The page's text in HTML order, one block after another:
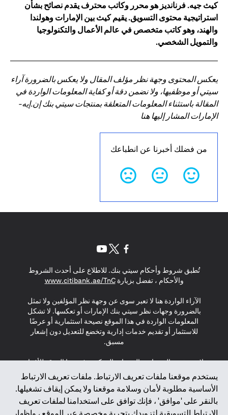
كيث جيه. فرنانديز هو محرر وكاتب محترف يقدم نصائح بشأن
استراتيجية محتوى التسويق. يقيم كيث بين الإمارات وهولندا
والهند، وهو كاتب متخصص في عالم الأعمال والتكنولوجيا
والتمويل الشخصي.
يعكس المحتوى وجهة نظر مؤلف المقال ولا يعكس بالضرورة آراء
سيتي أو موظفيها، ولا نضمن دقة أو كفاية المعلومات الواردة في
المقالة باستثناء المعلومات المتعلقة بمنتجات سيتي بنك إن.إيه-
الإمارات المشار إليها هنا
من فضلك أخبرنا عن انطباعك
يستخدم موقعنا ملفات تعريف الارتباط. ملفات تعريف الارتباط
الأساسية مطلوبة لأمان وسلامة موقعنا ولا يمكن إيقاف تشغيلها.
بالنقر على 'موافق' ، فإنك توافق على استخدامنا لملفات تعريف
تُطبق شروط وأحكام سيتي بنك. للاطلاع على أحدث الشروط
والأحكام ، تفضل بزيارةwww.citibank.ae/TnC
in a new tab
الآراء الواردة هنا لا تعبر سوى عن وجهة نظر المؤلفين ولا تمثل
بالضرورة وجهات نظر سيتي بنك الإمارات أو تعكسها. لا تشكل
المعلومات الواردة في هذا الموقع نصيحة استثمارية أو عرضًا
للاستثمار أو تقديم خدمات إدارية وتخضع للتعديل دون إشعار
مسبق.
لا يتم تقديم المنتجات والخدمات المذكورة في هذا الموقع للأفراد
المقيمين في الاتحاد الأوروبي أو المنطقة الاقتصادية الأوروبية أو
سويسرا أو غيرنسي أو جيرسي أو موناكو أو سان مارينو أو
الفاتيكان أو جزيرة مان أو المملكة المتحدة أو خصوصية البيانات
(لائحة حماية البيانات العامة \ قانون حماية البيانات الشخصية
العامة \ قانون خصوصية نيوزيلندا). المحتوى الموجود في هذه